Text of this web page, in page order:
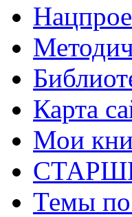
Карта
Мои
Темы по